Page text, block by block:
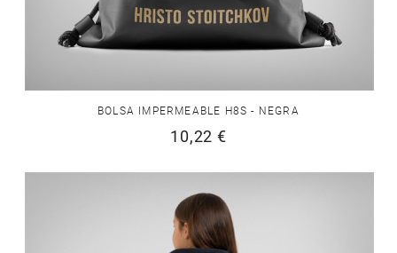
BOLSA IMPERMEABLE H8S - NEGRA
10,22 €